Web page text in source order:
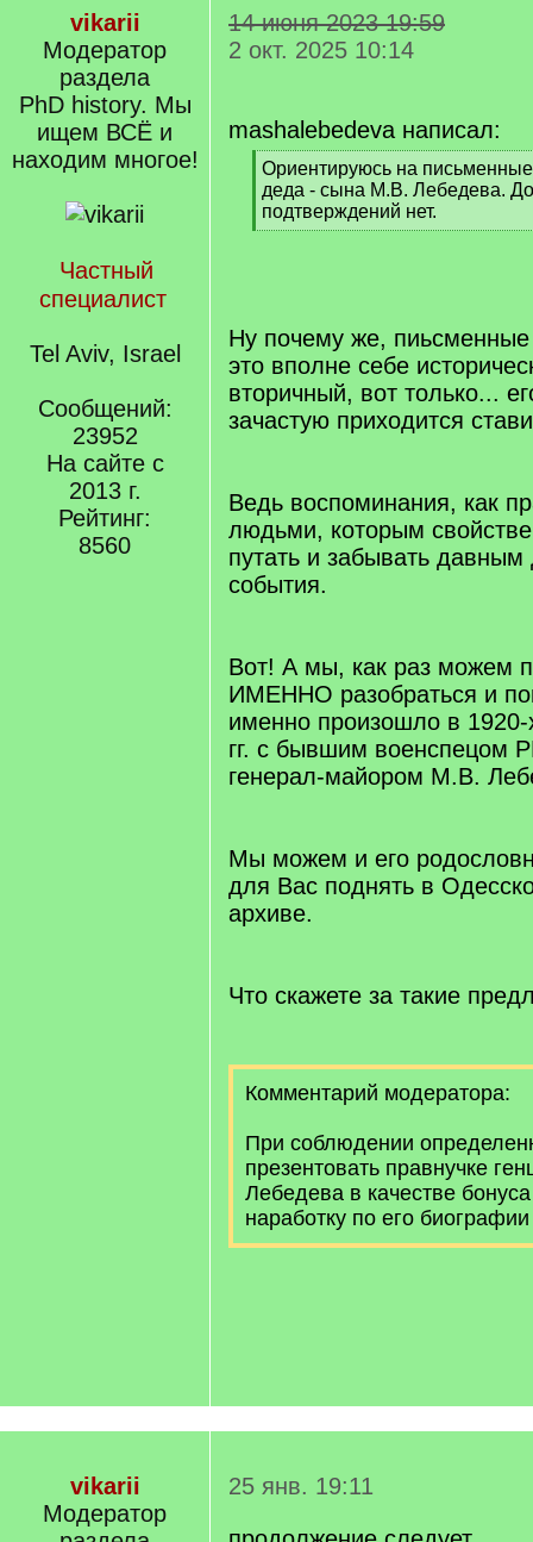
vikarii
Модератор
раздела
PhD history. Мы
ищем ВСЁ и
находим многое!
Частный
специалист
Tel Aviv, Israel
Сообщений:
23952
На сайте с
2013 г.
Рейтинг:
8560
14 июня 2023 19:59
2 окт. 2025 10:14
mashalebedeva написал:
[
q
]
Ориентируюсь на
деда - сына М.В. Лебедева.
подтверждений нет.
[
Ну почему же,
это вполне себе
вторичный, вот только...
зачастую приходится
Ведь воспоминания, как
людьми, которым
путать и забывать
события.
Вот! А мы, как раз можем
ИМЕННО разобраться и
именно произошло в
гг. с бывшим военспецом
генерал-майором М.В.
Мы можем и его
для Вас поднять в
архиве.
Что скажете за такие
Комментарий модератора:
При соблюдении
презентовать правнучке
Лебедева в качестве
наработку по его
vikarii
Модератор
25 янв. 19:11